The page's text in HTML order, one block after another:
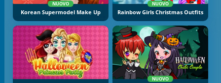
NUOVO
Korean Supermodel Make Up
NUOVO
Rainbow Girls Christmas Outfits
NUOVO